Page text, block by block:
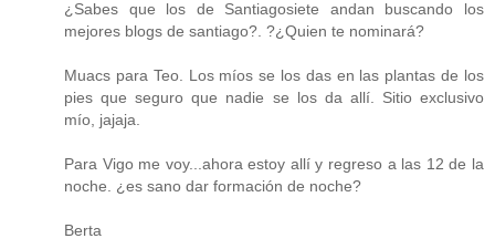
¿Sabes que los de Santiagosiete andan buscando los
mejores blogs de santiago?. ?¿Quien te nominará?
Muacs para Teo. Los míos se los das en las plantas de los
pies que seguro que nadie se los da allí. Sitio exclusivo
mío, jajaja.
Para Vigo me voy...ahora estoy allí y regreso a las 12 de la
noche. ¿es sano dar formación de noche?
Berta